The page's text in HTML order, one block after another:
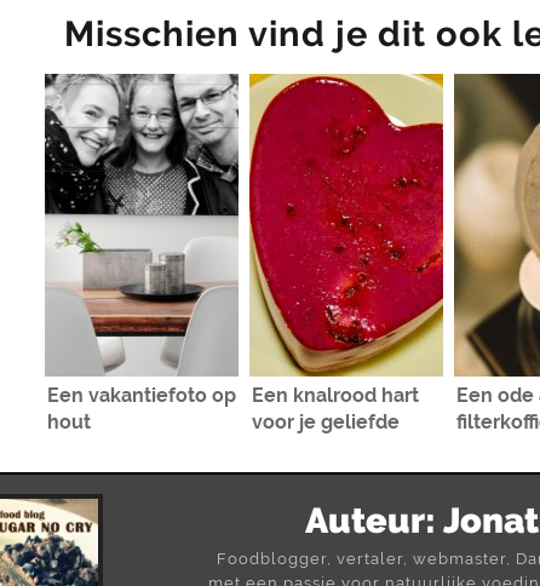
Misschien vind je dit ook
Een vakantiefoto op
hout
Een knalrood hart
voor je geliefde
Een ode
Auteur:
Foodblogger, vertaler, webmaster,